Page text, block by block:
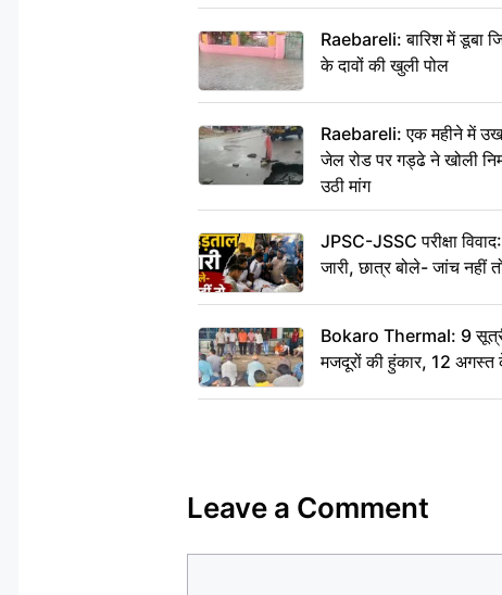
Raebareli: बारिश में डूबा
के दावों की खुली पोल
Raebareli: एक महीने में
जेल रोड पर गड्ढे ने खोली
उठी मांग
JPSC-JSSC परीक्षा
जारी, छात्र बोले- जांच नहीं
Bokaro Thermal: 9
मजदूरों की हुंकार, 12 अगस्त
Leave a Comment